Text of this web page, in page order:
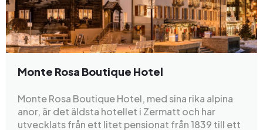
Monte Rosa Boutique Hotel
Monte Rosa Boutique Hotel, med sina rika alpina
anor, är det äldsta hotellet i Zermatt och har
utvecklats från ett litet pensionat från 1839 till ett